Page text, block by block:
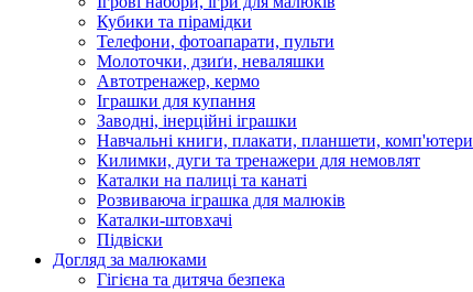
Кубики та пірамідки
Телефони, фотоапарати, пульти
Молоточки, дзиґи, неваляшки
Автотренажер, кермо
Іграшки для купання
Заводні, інерційні іграшки
Навчальні книги, плакати, планшети, комп'ютери
Килимки, дуги та тренажери для немовлят
Каталки на палиці та канаті
Розвиваюча іграшка для малюків
Каталки-штовхачі
Підвіски
Догляд за малюками
Гігієна та дитяча безпека